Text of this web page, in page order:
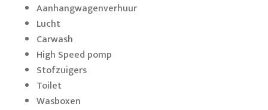
Aanhangwagenverhuur
Lucht
Carwash
High Speed pomp
Stofzuigers
Toilet
Wasboxen